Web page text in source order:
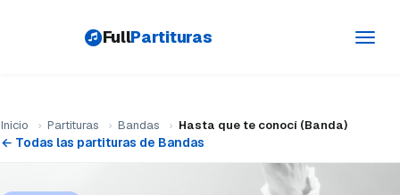
FullPartituras
Inicio › Partituras › Bandas › Hasta que te conocí (Banda)
← Todas las partituras de Bandas